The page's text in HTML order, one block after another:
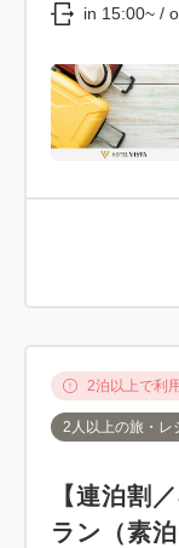
in 15:00~ /
2泊以上で利
2人以上の旅・レ
【連泊割
ラン（素泊